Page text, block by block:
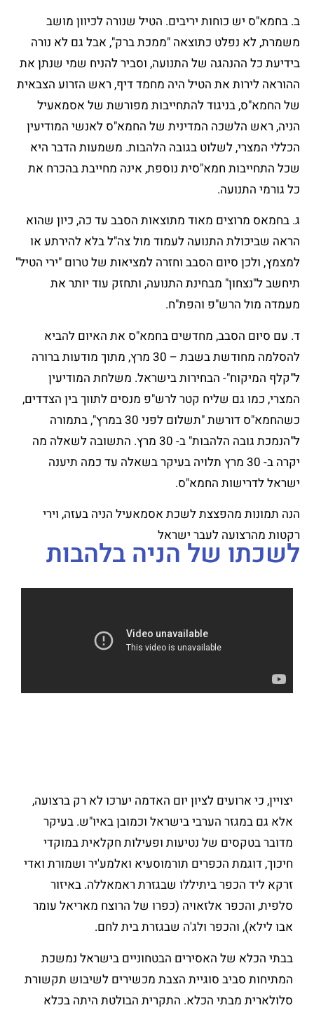
ב. בחמא"ס יש כוחות יריבים. הטיל שנורה לכיוון מושב
משמרת, לא נפלט כתוצאה "ממכת ברק", אבל גם לא נורה
בידיעת כל ההנהגה של התנועה, וסביר להניח שמי שנתן את
ההוראה לירות את הטיל היה מחמד דיף, ראש הזרוע הצבאית
של החמא"ס, בניגוד להתחייבות מפורשת של אסמאעיל
הניה, ראש הלשכה המדינית של החמא"ס לאנשי המודיעין
הכללי המצרי, לשלוט בגובה הלהבות. משמעות הדבר היא
שכל התחייבות חמא"סית נוספת, אינה מחייבת בהכרח את
כל גורמי התנועה.
ג. בחמאס מרוצים מאוד מתוצאות הסבב עד כה, כיון שהוא
הראה שביכולת התנועה לעמוד מול צה"ל בלא להירתע או
למצמץ, ולכן סיום הסבב וחזרה למציאות של טרום "ירי הטיל"
תיחשב ל"נצחון" מבחינת התנועה, ותחזק עוד יותר את
מעמדה מול הרש"פ והפת"ח.
ד. עם סיום הסבב, מחדשים בחמא"ס את האיום להביא
להסלמה מחודשת בשבת – 30 מרץ, מתוך מודעות ברורה
ל"קלף המיקוח"- הבחירות בישראל. משלחת המודיעין
המצרי, כמו גם שליח קטר לרש"פ מנסים לתווך בין הצדדים,
כשהחמא"ס דורשת "תשלום לפני 30 במרץ", בתמורה
ל"הנמכת גובה הלהבות" ב- 30 מרץ. התשובה לשאלה מה
יקרה ב- 30 מרץ תלויה בעיקר בשאלה עד כמה תיענה
ישראל לדרישות החמא"ס.
הנה תמונות מהפצצת לשכת אסמאעיל הניה בעזה, וירי
רקטות מהרצועה לעבר ישראל
לשכתו של הניה בלהבות
יצויין, כי ארועים לציון יום האדמה יערכו לא רק ברצועה,
אלא גם במגזר הערבי בישראל וכמובן באיו"ש. בעיקר
מדובר בטקסים של נטיעות ופעילות חקלאית במוקדי
חיכוך, דוגמת הכפרים תורמוסעיא ואלמע'יר ושמורת ואדי
זרקא ליד הכפר ביתיללו שבגזרת ראמאללה. באיזור
סלפית, והכפר אלזאויה (כפרו של הרוצח מאריאל עומר
אבו לילא), והכפר ולג'ה שבגזרת בית לחם.
בבתי הכלא של האסירים הבטחוניים בישראל נמשכת
המתיחות סביב סוגיית הצבת מכשירים לשיבוש תקשורת
סלולארית מבתי הכלא. התקרית הבולטת היתה בכלא